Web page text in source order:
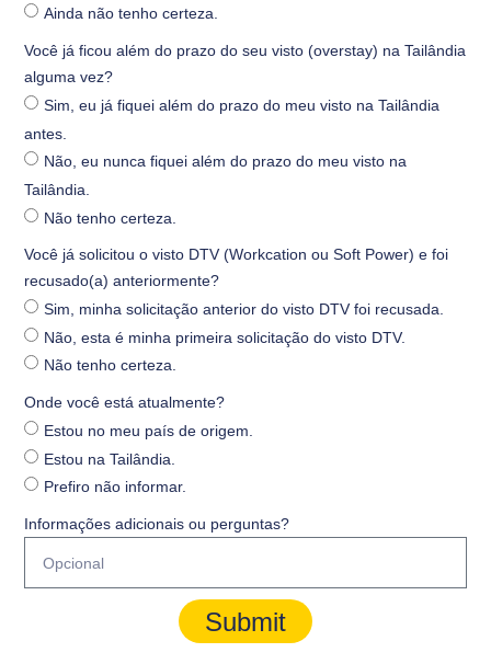
Ainda não tenho certeza.
Você já ficou além do prazo do seu visto (overstay) na Tailândia
alguma vez?
Sim, eu já fiquei além do prazo do meu visto na Tailândia
antes.
Não, eu nunca fiquei além do prazo do meu visto na
Tailândia.
Não tenho certeza.
Você já solicitou o visto DTV (Workcation ou Soft Power) e foi
recusado(a) anteriormente?
Sim, minha solicitação anterior do visto DTV foi recusada.
Não, esta é minha primeira solicitação do visto DTV.
Não tenho certeza.
Onde você está atualmente?
Estou no meu país de origem.
Estou na Tailândia.
Prefiro não informar.
Informações adicionais ou perguntas?
Submit